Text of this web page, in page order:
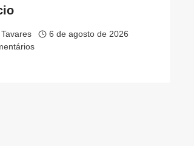
Tavares
6 de agosto de 2026